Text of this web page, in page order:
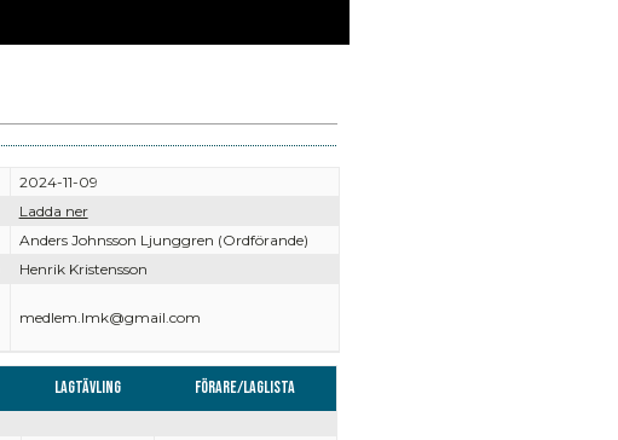
2024-11-09
Ladda ner
Anders Johnsson Ljunggren (Ordförande)
Henrik Kristensson
medlem.lmk@gmail.com
Lagtävling Förare/Laglista